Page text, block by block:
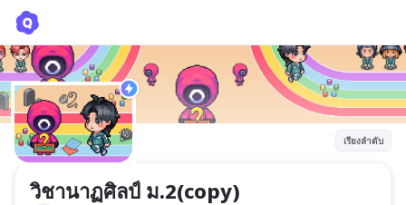
เรียงลำดับ
วิชานาฏศิลป์ ม.2(copy)